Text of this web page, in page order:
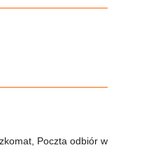
Wyślij
Poczta odbiór w